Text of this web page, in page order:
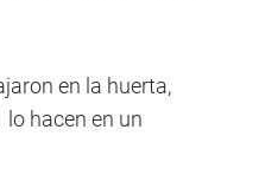
en la huerta,
hacen en un